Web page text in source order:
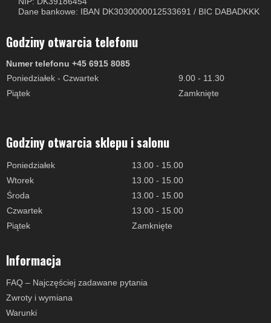
Dane bankowe: IBAN DK3030000012533691 / BIC DABADKKK
Godziny otwarcia telefonu
Numer telefonu +45 6915 8085
Poniedziałek - Czwartek
9.00 - 11.30
Piątek
Zamknięte
Godziny otwarcia sklepu i salonu
Poniedziałek
13.00 - 15.00
Wtorek
13.00 - 15.00
Środa
13.00 - 15.00
Czwartek
13.00 - 15.00
Piątek
Zamknięte
Informacja
FAQ – Najczęściej zadawane pytania
Zwroty i wymiana
Warunki